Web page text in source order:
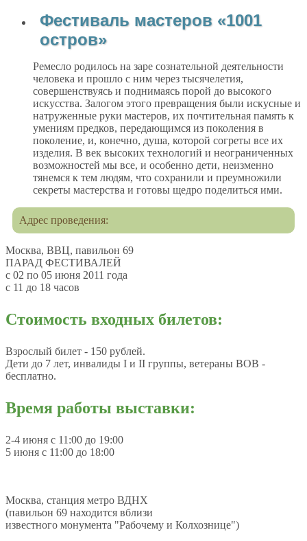
Фестиваль мастеров «1001
остров»
Ремесло родилось на заре сознательной деятельности
человека и прошло с ним через тысячелетия,
совершенствуясь и поднимаясь порой до высокого
искусства. Залогом этого превращения были искусные и
натруженные руки мастеров, их почтительная память к
умениям предков, передающимся из поколения в
поколение, и, конечно, душа, которой согреты все их
изделия. В век высоких технологий и неограниченных
возможностей мы все, и особенно дети, неизменно
тянемся к тем людям, что сохранили и преумножили
секреты мастерства и готовы щедро поделиться ими.
Адрес проведения:
Москва, ВВЦ, павильон 69
ПАРАД ФЕСТИВАЛЕЙ
с 02 по 05 июня 2011 года
с 11 до 18 часов
Стоимость входных билетов:
Взрослый билет - 150 рублей.
Дети до 7 лет, инвалиды I и II группы, ветераны ВОВ -
бесплатно.
Время работы выставки:
2-4 июня с 11:00 до 19:00
5 июня с 11:00 до 18:00
Москва, станция метро ВДНХ
(павильон 69 находится вблизи
известного монумента "Рабочему и Колхознице")